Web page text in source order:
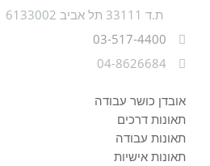
ת.ד 33111 תל אביב 6133002
03-517-4400
04-8626684
אובדן כושר עבודה
תאונות דרכים
תאונות עבודה
תאונות אישיות